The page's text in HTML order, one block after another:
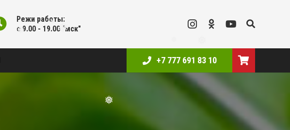
❅
❅
❅
Режи работы:
с 9.00 - 19.00 "мск"
+7 777 691 83 10